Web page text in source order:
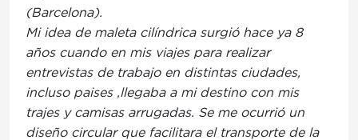
(Barcelona).
Mi idea de maleta cilíndrica surgió hace ya 8
años cuando en mis viajes para realizar
entrevistas de trabajo en distintas ciudades,
incluso paises ,llegaba a mi destino con mis
trajes y camisas arrugadas. Se me ocurrió un
diseño circular que facilitara el transporte de la